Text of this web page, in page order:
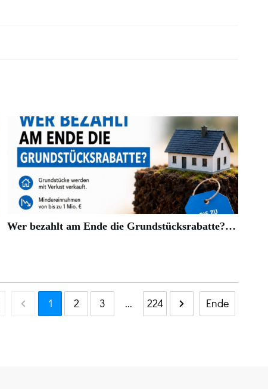
Wer bezahlt am Ende die Grundstücksrabatte?…
1 2 3 ... 224 Ende